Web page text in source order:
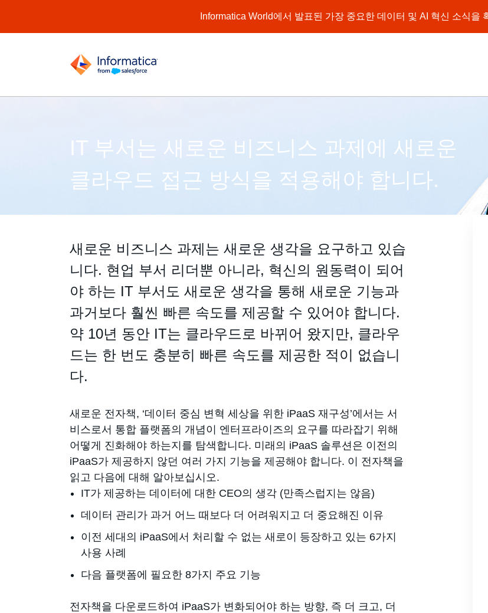
Informatica World에서 발표된 가장 중요한 데이터 및 AI 혁신 소식을
IT 부서는 새로운 비즈니스 과제에 새로운
클라우드 접근 방식을 적용해야 합니다.
새로운 비즈니스 과제는 새로운 생각을 요구하고 있습
니다. 현업 부서 리더뿐 아니라, 혁신의 원동력이 되어
야 하는 IT 부서도 새로운 생각을 통해 새로운 기능과
과거보다 훨씬 빠른 속도를 제공할 수 있어야 합니다.
약 10년 동안 IT는 클라우드로 바뀌어 왔지만, 클라우
드는 한 번도 충분히 빠른 속도를 제공한 적이 없습니
다.
새로운 전자책, ‘데이터 중심 변혁 세상을 위한 iPaaS 재구성’에서는 서
비스로서 통합 플랫폼의 개념이 엔터프라이즈의 요구를 따라잡기 위해
어떻게 진화해야 하는지를 탐색합니다. 미래의 iPaaS 솔루션은 이전의
iPaaS가 제공하지 않던 여러 가지 기능을 제공해야 합니다. 이 전자책을
읽고 다음에 대해 알아보십시오.
IT가 제공하는 데이터에 대한 CEO의 생각 (만족스럽지는 않음)
데이터 관리가 과거 어느 때보다 더 어려워지고 더 중요해진 이유
이전 세대의 iPaaS에서 처리할 수 없는 새로이 등장하고 있는 6가지
사용 사례
다음 플랫폼에 필요한 8가지 주요 기능
전자책을 다운로드하여 iPaaS가 변화되어야 하는 방향, 즉 더 크고, 더